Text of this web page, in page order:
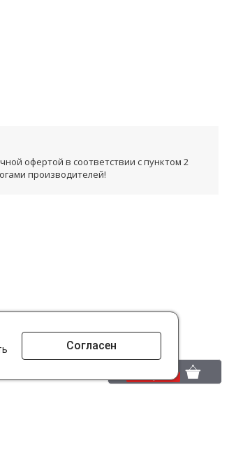
офертой в соответствии с пунктом 2
производителей!
Согласен